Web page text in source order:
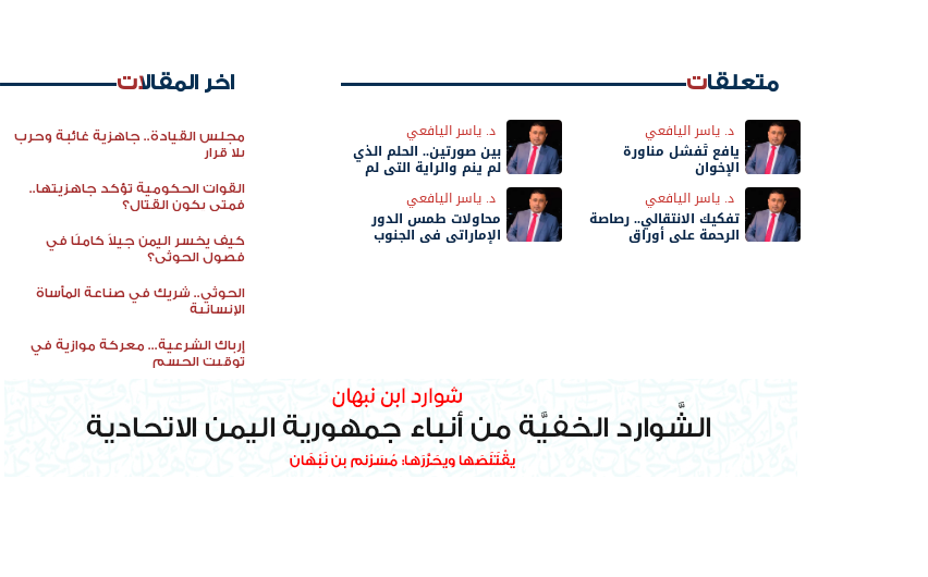
متعلقات
د. ياسر اليافعي
يافع تُفشل مناورة
الإخوان
د. ياسر اليافعي
بين صورتين.. الحلم الذي
لم ينم والراية التي لم
تسقط!
د. ياسر اليافعي
تفكيك الانتقالي.. رصاصة
الرحمة على أوراق
د. ياسر اليافعي
محاولات طمس الدور
الإماراتي في الجنوب
اخر المقالات
مجلس القيادة.. جاهزية غائبة وحرب
بلا قرار
القوات الحكومية تؤكد جاهزيتها..
فمتى يكون القتال؟
كيف يخسر اليمن جيلاً كاملًا في
فصول الحوثي؟
الحوثي.. شريك في صناعة المأساة
الإنسانية
إرباك الشرعية... معركة موازية في
توقيت الحسم